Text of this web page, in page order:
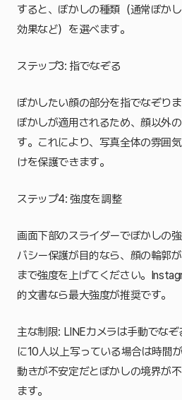
すると、ぼかしの種類（通常ぼか
効果など）を選べます。
ステップ3: 指でなぞる
ぼかしたい顔の部分を指でなぞり
ぼかしが適用されるため、顔以外
す。これにより、写真全体の雰囲
けを保護できます。
ステップ4: 強度を調整
画面下部のスライダーでぼかしの
バシー保護が目的なら、顔の輪郭
まで強度を上げてください。
的文書なら最大強度が推奨です。
主な制限: LINEカメラは手動でな
に10人以上写っている場合は時間
動きが不安定だとぼかしの境界が
ます。